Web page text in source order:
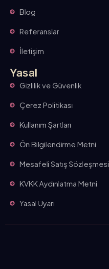
Blog
Referanslar
İletişim
Yasal
Gizlilik ve Güvenlik
Çerez Politikası
Kullanım Şartları
Ön Bilgilendirme Metni
Mesafeli Satış Sözleşmesi
KVKK Aydınlatma Metni
Yasal Uyarı